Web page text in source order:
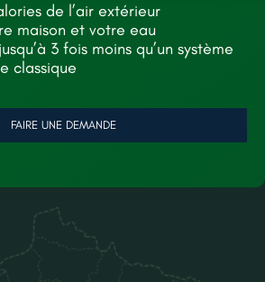
de l’air extérieur
maison et votre eau
3 fois moins qu’un système
classique
FAIRE UNE DEMANDE